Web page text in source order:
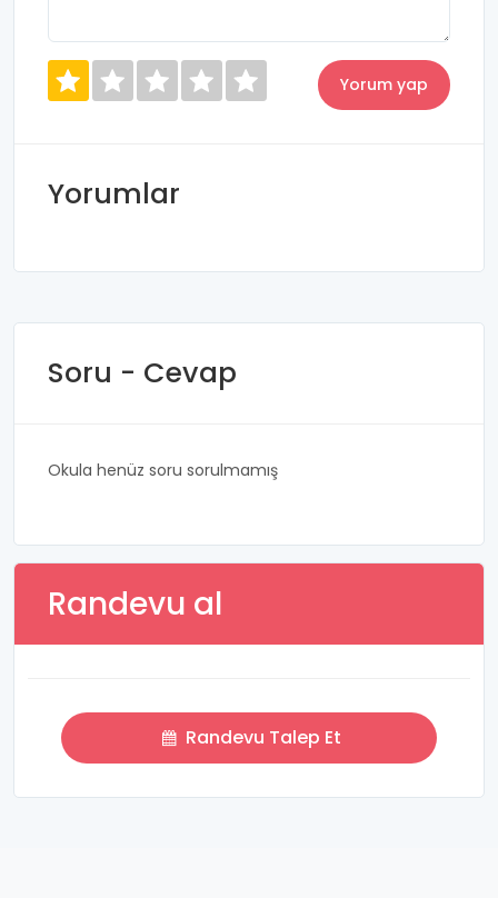
Yorumlar
Soru - Cevap
Okula henüz soru sorulmamış
Randevu al
Randevu Talep Et